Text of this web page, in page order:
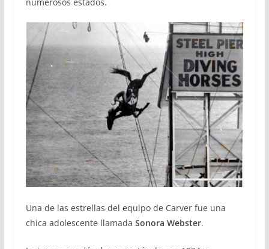
Una de las estrellas del equipo de Carver fue una
chica adolescente llamada Sonora Webster.